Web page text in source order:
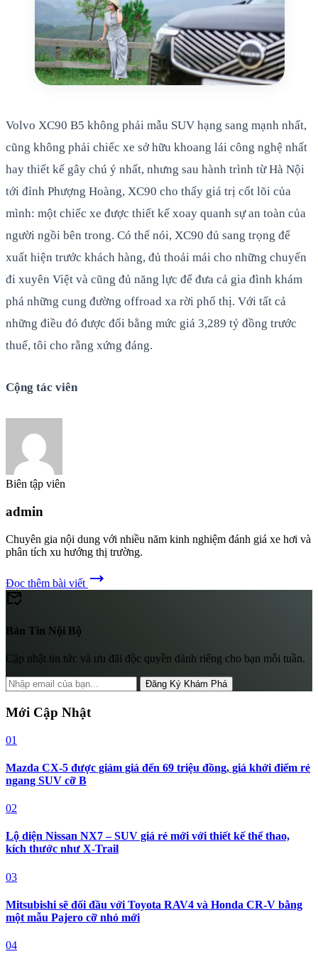
Volvo XC90 B5 không phải mẫu SUV hạng sang mạnh nhất,
cũng không phải chiếc xe sở hữu khoang lái công nghệ nhất
hay thiết kế gây chú ý nhất, nhưng sau hành trình từ Hà Nội
tới đỉnh Phượng Hoàng, XC90 cho thấy giá trị cốt lõi của
mình: một chiếc xe được thiết kế xoay quanh sự an toàn của
người ngồi bên trong. Có thể nói, XC90 đủ sang trọng để
xuất hiện trước khách hàng, đủ thoải mái cho những chuyến
đi xuyên Việt và cũng đủ năng lực để đưa cả gia đình khám
phá những cung đường offroad xa rời phố thị. Với tất cả
những điều đó được đổi bằng mức giá 3,289 tỷ đồng trước
thuế, tôi cho rằng xứng đáng.
Cộng tác viên
Biên tập viên
admin
Chuyên gia nội dung với nhiều năm kinh nghiệm đánh giá xe hơi và
phân tích xu hướng thị trường.
Đọc thêm bài viết trending_flat
mark_email_read
Bản Tin Nội Bộ
Cập nhật tin tức và ưu đãi độc quyền dành riêng cho bạn mỗi tuần.
Đăng Ký Khám Phá
Mới Cập Nhật
01
Mazda CX-5 được giảm giá đến 69 triệu đồng, giá khởi điểm rẻ
ngang SUV cỡ B
02
Lộ diện Nissan NX7 – SUV giá rẻ mới với thiết kế thể thao,
kích thước như X-Trail
03
Mitsubishi sẽ đối đầu với Toyota RAV4 và Honda CR-V bằng
một mẫu Pajero cỡ nhỏ mới
04